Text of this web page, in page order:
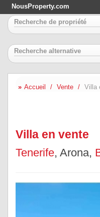
NousProperty.com
Recherche de propriété
Recherche alternative
Accueil Vente Villa
Villa en vente
Tenerife, Arona,